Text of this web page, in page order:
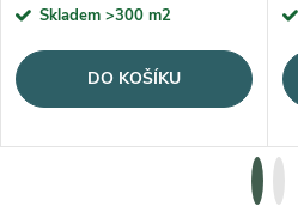
Skladem >300 m2
DO KOŠÍKU